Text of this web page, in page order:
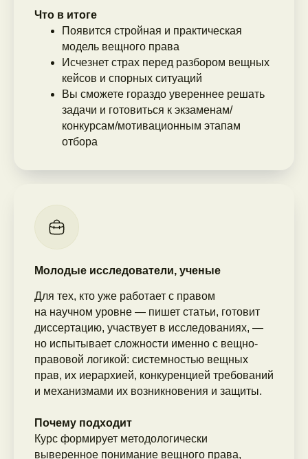
Что в итоге
Появится стройная и практическая
модель вещного права
Исчезнет страх перед разбором вещных
кейсов и спорных ситуаций
Вы сможете гораздо увереннее решать
задачи и готовиться к экзаменам/
конкурсам/мотивационным этапам
отбора
Молодые исследователи, ученые
Для тех, кто уже работает с правом
на научном уровне — пишет статьи, готовит
диссертацию, участвует в исследованиях, —
но испытывает сложности именно с вещно-
правовой логикой: системностью вещных
прав, их иерархией, конкуренцией требований
и механизмами их возникновения и защиты.
Почему подходит
Курс формирует методологически
выверенное понимание вещного права,